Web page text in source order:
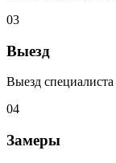
03
Выезд
Выезд
04
Замеры